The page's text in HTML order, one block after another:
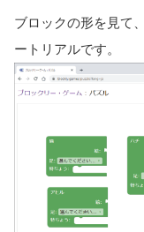
ブロックの形を見て
ートリアルです。